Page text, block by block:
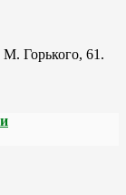
М. Горького, 61.